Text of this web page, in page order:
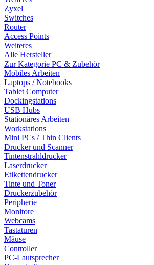
Zyxel
Switches
Router
Access Points
Weiteres
Alle Hersteller
Zur Kategorie PC & Zubehör
Mobiles Arbeiten
Laptops / Notebooks
Tablet Computer
Dockingstations
USB Hubs
Stationäres Arbeiten
Workstations
Mini PCs / Thin Clients
Drucker und Scanner
Tintenstrahldrucker
Laserdrucker
Etikettendrucker
Tinte und Toner
Druckerzubehör
Peripherie
Monitore
Webcams
Tastaturen
Mäuse
Controller
PC-Lautsprecher